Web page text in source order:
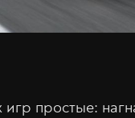
простые: